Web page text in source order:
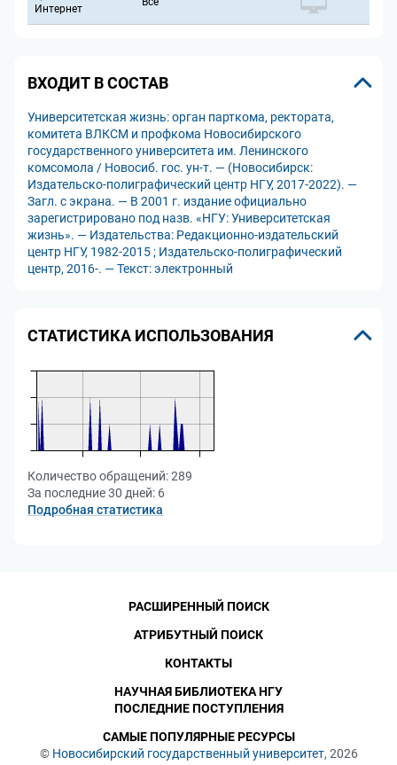
Интернет
ВХОДИТ В СОСТАВ
Университетская жизнь: орган парткома, ректората,
комитета ВЛКСМ и профкома Новосибирского
государственного университета им. Ленинского
комсомола / Новосиб. гос. ун-т. — (Новосибирск:
Издательско-полиграфический центр НГУ, 2017-2022). —
Загл. с экрана. — В 2001 г. издание официально
зарегистрировано под назв. «НГУ: Университетская
жизнь». — Издательства: Редакционно-издательский
центр НГУ, 1982-2015 ; Издательско-полиграфический
центр, 2016-. — Текст: электронный
СТАТИСТИКА ИСПОЛЬЗОВАНИЯ
Количество обращений:289
За последние 30 дней: 6
Подробная статистика
© Новосибирский государственный университет, 2026
РАСШИРЕННЫЙ ПОИСК
АТРИБУТНЫЙ ПОИСК
КОНТАКТЫ
НАУЧНАЯ БИБЛИОТЕКА НГУ
ПОСЛЕДНИЕ ПОСТУПЛЕНИЯ
САМЫЕ ПОПУЛЯРНЫЕ РЕСУРСЫ